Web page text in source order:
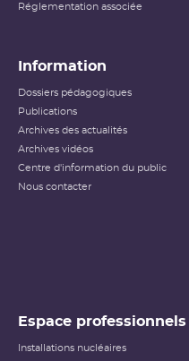
Réglementation associée
Information
Dossiers pédagogiques
Publications
Archives des actualités
Archives vidéos
Centre d'information du public
Nous contacter
Espace professionnels
Installations nucléaires